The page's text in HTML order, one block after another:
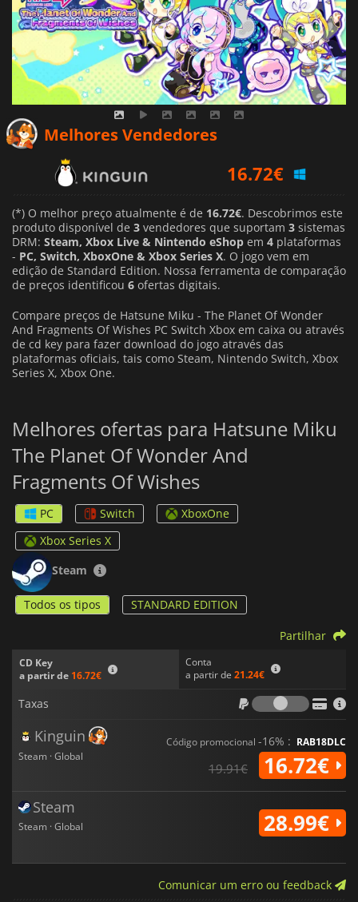
Melhores Vendedores
28.99€
(*) O melhor preço atualmente é de 16.72€. Descobrimos este
produto disponível de 3 vendedores que suportam 3 sistemas
DRM: Steam, Xbox Live & Nintendo eShop em 4 plataformas
- PC, Switch, XboxOne & Xbox Series X. O jogo vem em
edição de Standard Edition. Nossa ferramenta de comparação
de preços identificou 6 ofertas digitais.
Compare preços de Hatsune Miku - The Planet Of Wonder
And Fragments Of Wishes PC Switch Xbox em caixa ou através
de cd key para fazer download do jogo através das
plataformas oficiais, tais como Steam, Nintendo Switch, Xbox
Series X, Xbox One.
Melhores ofertas para Hatsune Miku
The Planet Of Wonder And
Fragments Of Wishes
PC Switch
XboxOne
Xbox Series X
Steam
Todos os tipos STANDARD EDITION
CD Key
a partir de 16.72€
Conta
a partir de 21.24€
Partilhar
Taxas
Taxas
Kinguin
Steam · Global
Código promocional -16% : RAB18DLC
19.91€ 16.72€
Steam
Steam · Global 28.99€
Comunicar um erro ou feedback